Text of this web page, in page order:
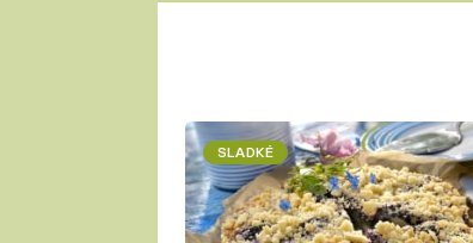
SLADKÉ